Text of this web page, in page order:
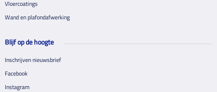
Vloercoatings
Wand en plafondafwerking
Blijf op de hoogte
Inschrijven nieuwsbrief
Facebook
Instagram